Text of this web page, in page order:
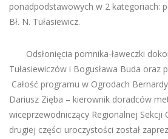
ponadpodstawowych w 2 kategoriach:
Bł. N. Tułasiewicz.
Odsłonięcia pomnika-ławeczki
Tułasiewiczów i Bogusława Buda oraz
Całość programu w Ogrodach
Dariusz Zięba – kierownik doradców
wiceprzewodniczący Regionalnej Sekcji
drugiej części uroczystości został